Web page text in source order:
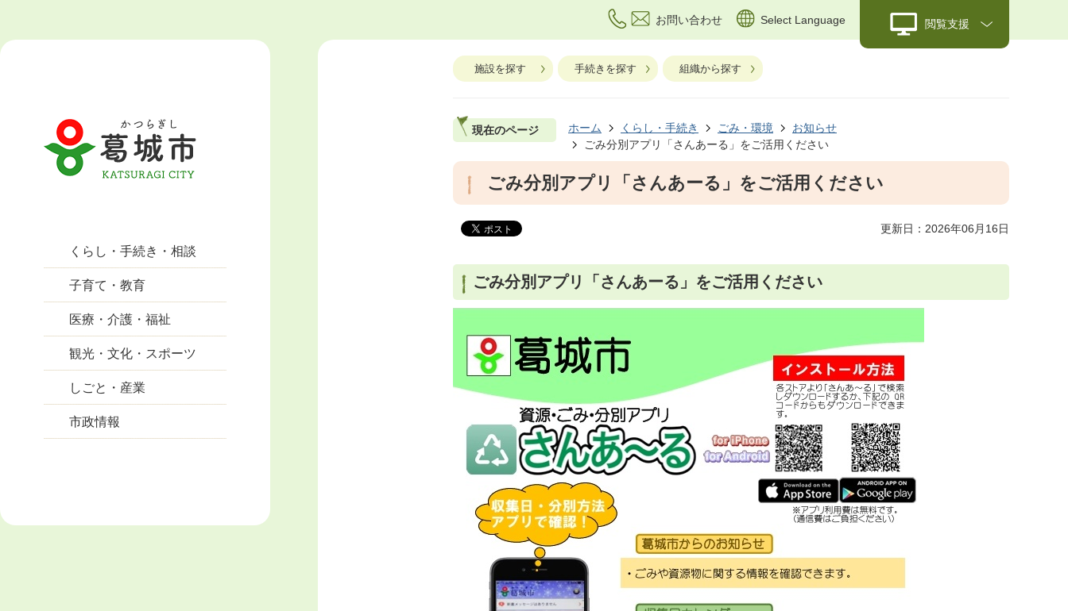
お問い合わせ Select Language 閲覧支援
くらし・手続き・相談
子育て・教育
医療・介護・福祉
観光・文化・スポーツ
しごと・産業
市政情報
施設を探す 手続きを探す 組織から探す
現在のページ ホーム くらし・手続き ごみ・環境
お知らせ
ごみ分別アプリ「さんあーる」をご活用ください
ごみ分別アプリ「さんあーる」をご活用ください
更新日：2026年06月16日
ごみ分別アプリ「さんあーる」をご活用ください